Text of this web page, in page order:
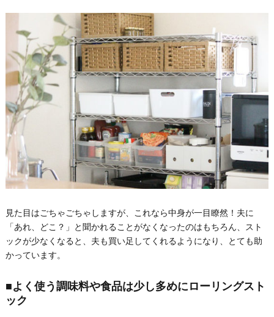
見た目はごちゃごちゃしますが、これなら中身が一目瞭然！夫に
「あれ、どこ？」と聞かれることがなくなったのはもちろん、スト
ックが少なくなると、夫も買い足してくれるようになり、とても助
かっています。
■よく使う調味料や食品は少し多めにローリングスト
ック